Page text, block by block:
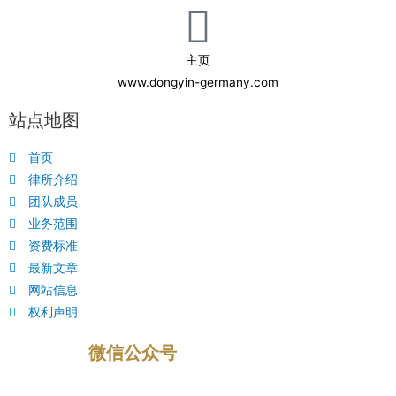
主页
www.dongyin-germany.com
站点地图
首页
律所介绍
团队成员
业务范围
资费标准
最新文章
网站信息
权利声明
微信公众号